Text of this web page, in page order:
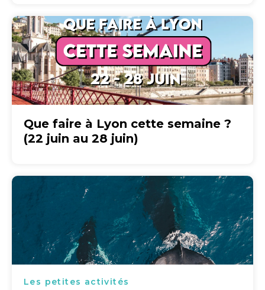
Que faire à Lyon cette semaine ?
(22 juin au 28 juin)
Les petites activités